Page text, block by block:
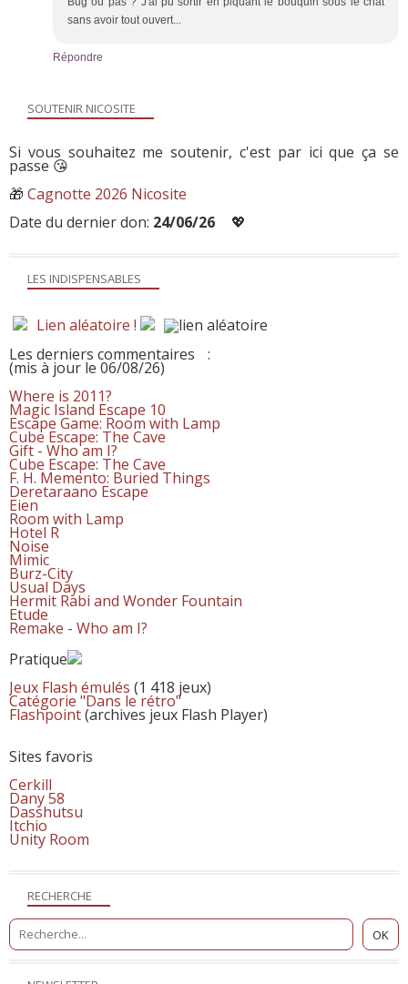
sans avoir tout ouvert...
Répondre
RECHERCHE
LES INDISPENSABLES
Lien aléatoire !
Les derniers commentaires
:
(mis à jour le 06/08/26)
Where is 2011?
Magic Island Escape 10
Escape Game: Room with Lamp
Cube Escape: The Cave
Gift - Who am I?
Cube Escape: The Cave
F. H. Memento: Buried Things
Deretaraano Escape
Eien
Room with Lamp
Hotel R
Noise
Mimic
Burz-City
Usual Days
Hermit Rabi and Wonder Fountain
Etude
Remake - Who am I?
Pratique
Jeux Flash émulés (1 418 jeux)
Catégorie "Dans le rétro"
Flashpoint(archives jeux Flash Player)
Sites favoris
Cerkill
Dany 58
Dasshutsu
Itchio
Unity Room
SOUTENIR NICOSITE
Si vous souhaitez me soutenir, c'est par ici que ça se
passe 😘
🎁 Cagnotte 2026 Nicosite
Date du dernier don: 24/06/26 💖